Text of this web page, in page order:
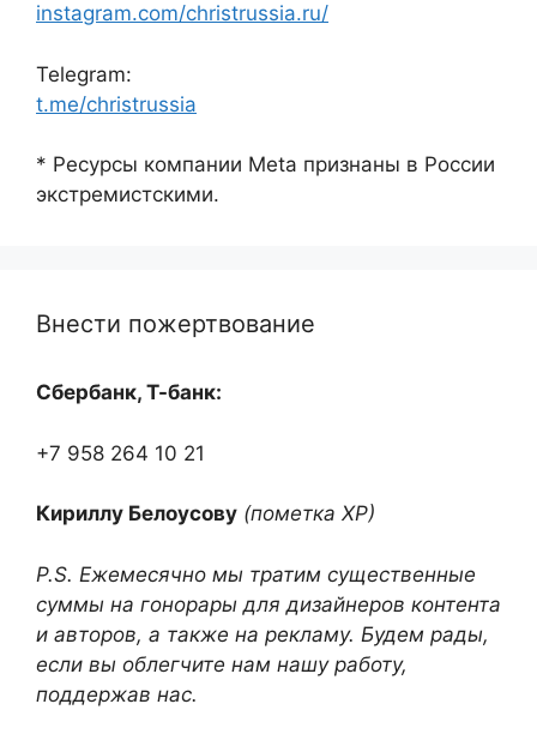
instagram.com/christrussia.ru/
Telegram:
t.me/christrussia
* Ресурсы компании Meta признаны в России
экстремистскими.
Внести пожертвование
Сбербанк, Т-банк:
+7 958 264 10 21
Кириллу Белоусову (пометка ХР)
P.S. Ежемесячно мы тратим существенные
суммы на гонорары для дизайнеров контента
и авторов, а также на рекламу. Будем рады,
если вы облегчите нам нашу работу,
поддержав нас.